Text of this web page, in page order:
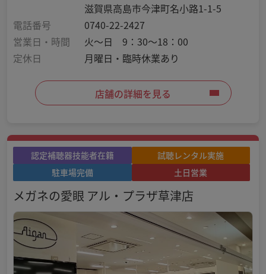
滋賀県高島市今津町名小路1-1-5
電話番号
0740-22-2427
営業日・時間
火～日 9：30～18：00
定休日
月曜日・臨時休業あり
店舗の詳細を見る
認定補聴器技能者在籍
試聴レンタル実施
駐車場完備
土日営業
メガネの愛眼 アル・プラザ草津店